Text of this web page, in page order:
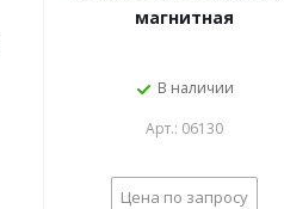
магнитная
В наличии
Арт.: 06130
Цена по запросу